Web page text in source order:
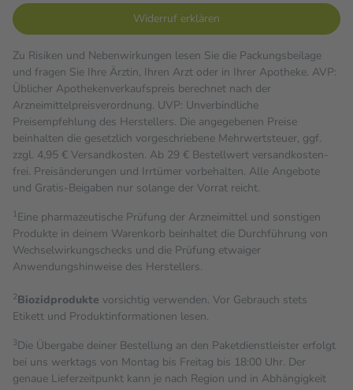
Widerruf erklären
Zu Risiken und Nebenwirkungen lesen Sie die Packungsbeilage
und fragen Sie Ihre Ärztin, Ihren Arzt oder in Ihrer Apotheke. AVP:
Üblicher Apothekenverkaufspreis berechnet nach der
Arzneimittelpreisverordnung. UVP: Unverbindliche
Preisempfehlung des Herstellers. Die angegebenen Preise
beinhalten die gesetzlich vorgeschriebene Mehrwertsteuer, ggf.
zzgl. 4,95 € Versandkosten. Ab 29 € Bestell­wert versand­kosten­
frei. Preisänderungen und Irrtümer vorbehalten. Alle Angebote
und Gratis-Beigaben nur solange der Vorrat reicht.
1Eine pharmazeutische Prüfung der Arzneimittel und sonstigen
Produkte in deinem Warenkorb beinhaltet die Durchführung von
Wechselwirkungschecks und die Prüfung etwaiger
Anwendungshinweise des Herstellers.
2Biozidprodukte vorsichtig verwenden. Vor Gebrauch stets
Etikett und Produktinformationen lesen.
3Die Übergabe deiner Bestellung an den Paketdienstleister erfolgt
bei uns werktags von Montag bis Freitag bis 18:00 Uhr. Der
genaue Lieferzeitpunkt kann je nach Region und in Abhängigkeit